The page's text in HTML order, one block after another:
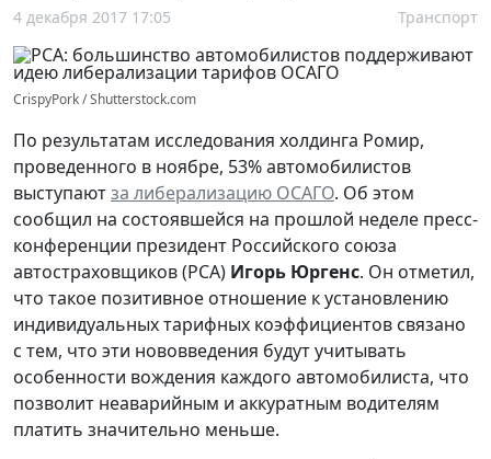
4 декабря 2017 17:05 Транспорт
CrispyPork / Shutterstock.com
По результатам исследования холдинга Ромир,
проведенного в ноябре, 53% автомобилистов
выступаютза либерализацию ОСАГО. Об этом
сообщил на состоявшейся на прошлой неделе пресс-
конференции президент Российского союза
автостраховщиков (РСА) Игорь Юргенс. Он отметил,
что такое позитивное отношение к установлению
индивидуальных тарифных коэффициентов связано
с тем, что эти нововведения будут учитывать
особенности вождения каждого автомобилиста, что
позволит неаварийным и аккуратным водителям
платить значительно меньше.